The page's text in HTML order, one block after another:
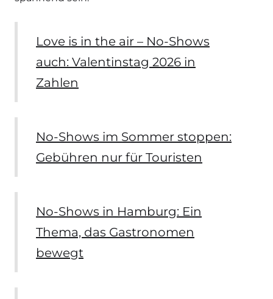
Love is in the air – No-Shows
auch: Valentinstag 2026 in
Zahlen
No-Shows im Sommer stoppen:
Gebühren nur für Touristen
No-Shows in Hamburg: Ein
Thema, das Gastronomen
bewegt